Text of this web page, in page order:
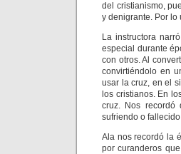
del cristianismo,
y denigrante. Por lo
La instructora
especial durante
con otros. Al
convirtiéndolo en
usar la cruz, en el
los cristianos. En
cruz. Nos
sufriendo o
Ala nos recordó la
por curanderos